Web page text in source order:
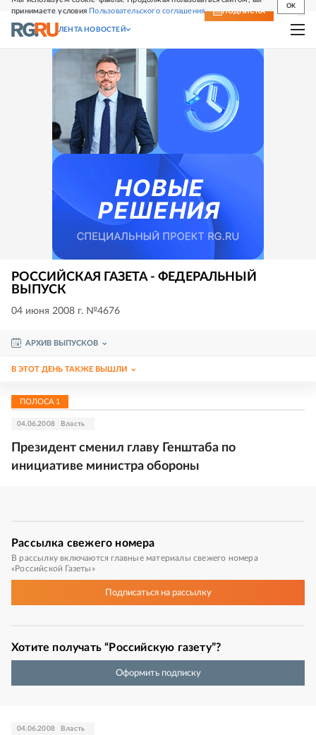
принимаете условия Пользовательского соглашения
OK
СВЕЖИЙ НОМЕР ПОДПИСКА
ЛЕНТА НОВОСТЕЙ
РОССИЙСКАЯ ГАЗЕТА - ФЕДЕРАЛЬНЫЙ
ВЫПУСК
04 июня 2008 г. №4676
АРХИВ ВЫПУСКОВ
В ЭТОТ ДЕНЬ ТАКЖЕ ВЫШЛИ
ПОЛОСА 1
04.06.2008 Власть
Президент сменил главу Генштаба по
инициативе министра обороны
Рассылка свежего номера
В рассылку включаются главные материалы свежего номера
«Российской Газеты»
Подписатьсяна рассылку
Хотите получать “Российскую газету”?
Оформить подписку
04.06.2008 Власть